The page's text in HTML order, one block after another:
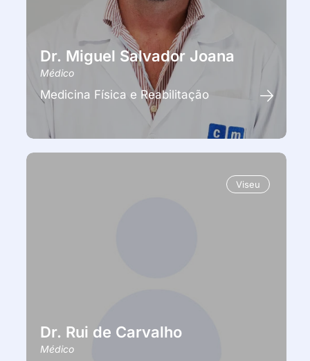
Dr. Miguel Salvador Joana
Médico
Medicina Física e Reabilitação
Viseu
Dr. Rui de Carvalho
Médico